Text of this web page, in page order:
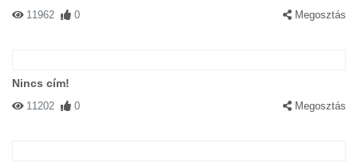
11962 0 Megosztás
Nincs cím!
11202 0 Megosztás